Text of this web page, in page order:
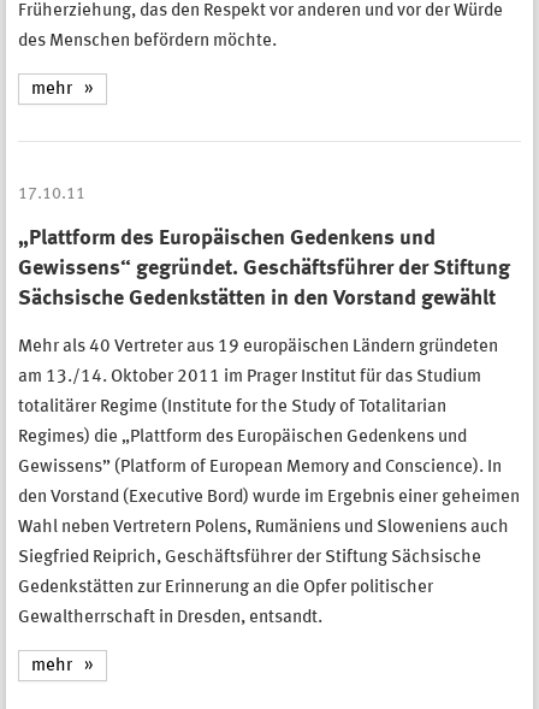
Früherziehung, das den Respekt vor anderen und vor der Würde
des Menschen befördern möchte.
mehr
17.10.11
„Plattform des Europäischen Gedenkens und
Gewissens“ gegründet. Geschäftsführer der Stiftung
Sächsische Gedenkstätten in den Vorstand gewählt
Mehr als 40 Vertreter aus 19 europäischen Ländern gründeten
am 13./14. Oktober 2011 im Prager Institut für das Studium
totalitärer Regime (Institute for the Study of Totalitarian
Regimes) die „Plattform des Europäischen Gedenkens und
Gewissens” (Platform of European Memory and Conscience). In
den Vorstand (Executive Bord) wurde im Ergebnis einer geheimen
Wahl neben Vertretern Polens, Rumäniens und Sloweniens auch
Siegfried Reiprich, Geschäftsführer der Stiftung Sächsische
Gedenkstätten zur Erinnerung an die Opfer politischer
Gewaltherrschaft in Dresden, entsandt.
mehr